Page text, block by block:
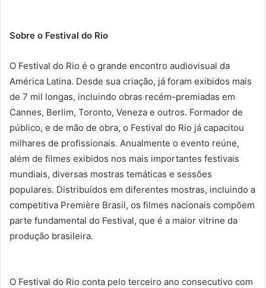
Sobre o Festival do Rio
O Festival do Rio é o grande encontro audiovisual da
América Latina. Desde sua criação, já foram exibidos mais
de 7 mil longas, incluindo obras recém-premiadas em
Cannes, Berlim, Toronto, Veneza e outros. Formador de
público, e de mão de obra, o Festival do Rio já capacitou
milhares de profissionais. Anualmente o evento reúne,
além de filmes exibidos nos mais importantes festivais
mundiais, diversas mostras temáticas e sessões
populares. Distribuídos em diferentes mostras, incluindo a
competitiva Première Brasil, os filmes nacionais compõem
parte fundamental do Festival, que é a maior vitrine da
produção brasileira.
O Festival do Rio conta pelo terceiro ano consecutivo com